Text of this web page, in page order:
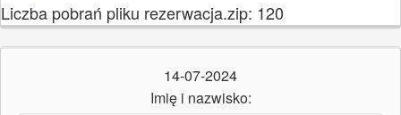
Liczba pobrań pliku rezerwacja.zip: 120
14-07-2024
Imię i nazwisko: